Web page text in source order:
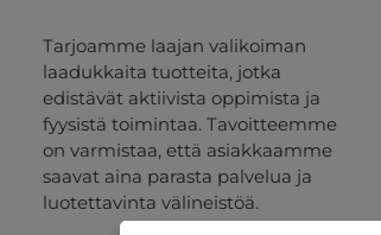
Tarjoamme laajan valikoiman
laadukkaita tuotteita, jotka
edistävät aktiivista oppimista ja
fyysistä toimintaa. Tavoitteemme
on varmistaa, että asiakkaamme
saavat aina parasta palvelua ja
luotettavinta välineistöä.